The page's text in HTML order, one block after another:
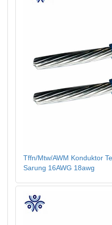
Tffn/Mtw/AWM Konduktor
Sarung 16AWG 18awg